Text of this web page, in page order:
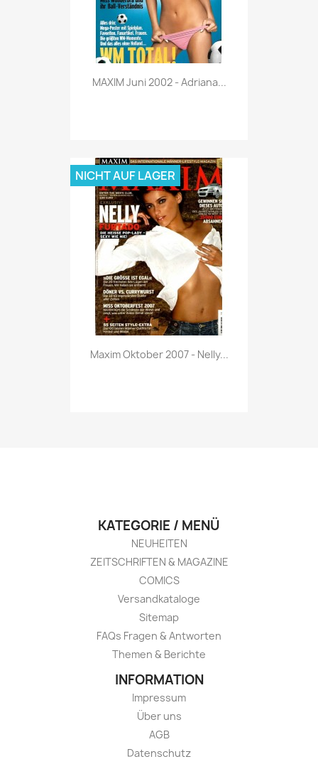
Vorschau
MAXIM Juni 2002 - Adriana...
Vorschau
Maxim Oktober 2007 - Nelly...
NICHT AUF LAGER
KATEGORIE / MENÜ
NEUHEITEN
ZEITSCHRIFTEN & MAGAZINE
COMICS
Versandkataloge
Sitemap
FAQs Fragen & Antworten
Themen & Berichte
INFORMATION
Impressum
Über uns
AGB
Datenschutz